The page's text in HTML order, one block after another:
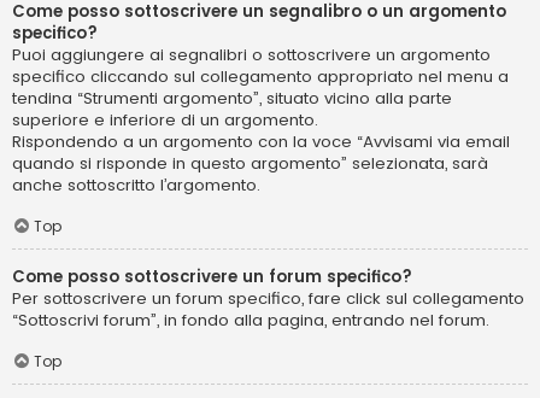
Come posso sottoscrivere un segnalibro o un argomento
specifico?
Puoi aggiungere ai segnalibri o sottoscrivere un argomento
specifico cliccando sul collegamento appropriato nel menu a
tendina “Strumenti argomento”, situato vicino alla parte
superiore e inferiore di un argomento.
Rispondendo a un argomento con la voce “Avvisami via email
quando si risponde in questo argomento” selezionata, sarà
anche sottoscritto l’argomento.
Top
Come posso sottoscrivere un forum specifico?
Per sottoscrivere un forum specifico, fare click sul collegamento
“Sottoscrivi forum”, in fondo alla pagina, entrando nel forum.
Top